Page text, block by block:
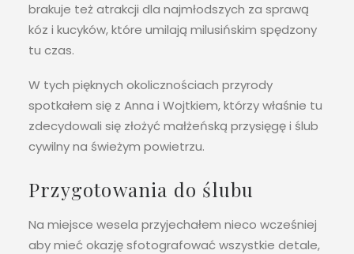
brakuje też atrakcji dla najmłodszych za sprawą
kóz i kucyków, które umilają milusińskim spędzony
tu czas.
W tych pięknych okolicznościach przyrody
spotkałem się z Anna i Wojtkiem, którzy właśnie tu
zdecydowali się złożyć małżeńską przysięgę i ślub
cywilny na świeżym powietrzu.
Przygotowania do ślubu
Na miejsce wesela przyjechałem nieco wcześniej
aby mieć okazję sfotografować wszystkie detale,